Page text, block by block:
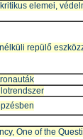
elemei,
repülő
One of the